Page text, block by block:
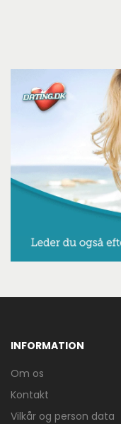
INFORMATION
Om os
Kontakt
Vilkår og person data